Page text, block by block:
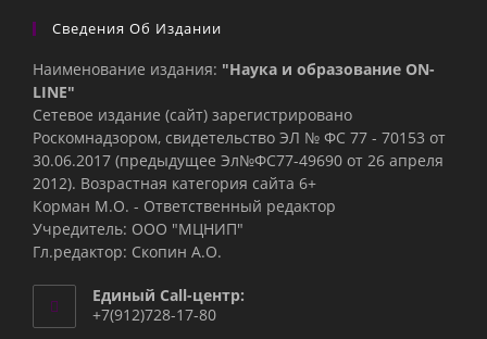
Сведения Об Издании
Наименование издания: "Наука и образование ON-
LINE"
Сетевое издание (сайт) зарегистрировано
Роскомнадзором, свидетельство ЭЛ № ФС 77 - 70153 от
30.06.2017 (предыдущее Эл№ФC77-49690 от 26 апреля
2012). Возрастная категория сайта 6+
Корман М.О. - Ответственный редактор
Учредитель: ООО "МЦНИП"
Гл.редактор: Скопин А.О.
Единый Call-центр:
+7(912)728-17-80